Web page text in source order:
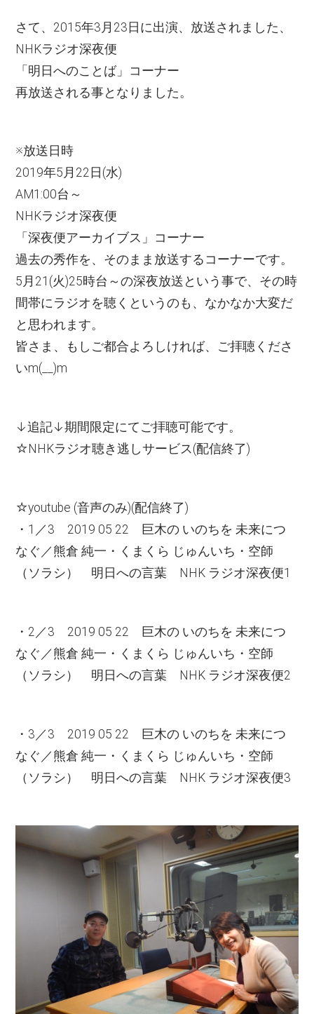
さて、2015年3月23日に出演、放送されました、
NHKラジオ深夜便
「明日へのことば」コーナー
再放送される事となりました。
※放送日時
2019年5月22日(水)
AM1:00台～
NHKラジオ深夜便
「深夜便アーカイブス」コーナー
過去の秀作を、そのまま放送するコーナーです。
5月21(火)25時台～の深夜放送という事で、その時
間帯にラジオを聴くというのも、なかなか大変だ
と思われます。
皆さま、もしご都合よろしければ、ご拝聴くださ
いm(__)m
↓追記↓期間限定にてご拝聴可能です。
☆NHKラジオ聴き逃しサービス(配信終了)
☆youtube (音声のみ)(配信終了)
・1／3 2019 05 22 巨木の いのちを 未来につ
なぐ／熊倉 純一・くまくら じゅんいち・空師
（ソラシ） 明日への言葉 NHK ラジオ深夜便1
・2／3 2019 05 22 巨木の いのちを 未来につ
なぐ／熊倉 純一・くまくら じゅんいち・空師
（ソラシ） 明日への言葉 NHK ラジオ深夜便2
・3／3 2019 05 22 巨木の いのちを 未来につ
なぐ／熊倉 純一・くまくら じゅんいち・空師
（ソラシ） 明日への言葉 NHK ラジオ深夜便3